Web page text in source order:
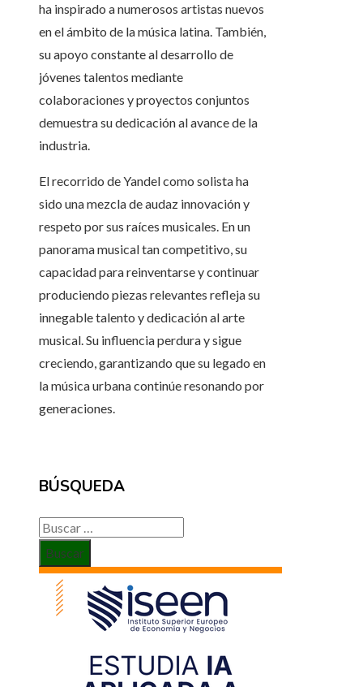
ha inspirado a numerosos artistas nuevos
en el ámbito de la música latina. También,
su apoyo constante al desarrollo de
jóvenes talentos mediante
colaboraciones y proyectos conjuntos
demuestra su dedicación al avance de la
industria.
El recorrido de Yandel como solista ha
sido una mezcla de audaz innovación y
respeto por sus raíces musicales. En un
panorama musical tan competitivo, su
capacidad para reinventarse y continuar
produciendo piezas relevantes refleja su
innegable talento y dedicación al arte
musical. Su influencia perdura y sigue
creciendo, garantizando que su legado en
la música urbana continúe resonando por
generaciones.
BÚSQUEDA
Buscar: